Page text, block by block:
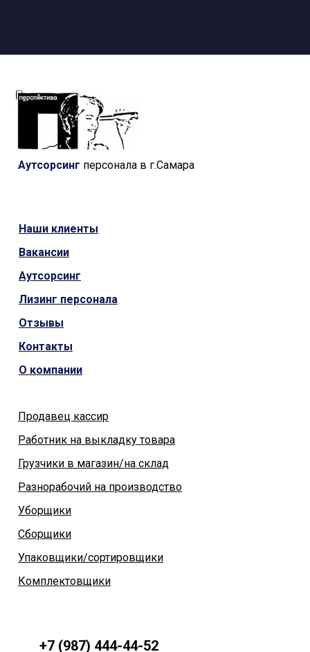
Комплектовщики
Упаковщики/сортировщики
Сборщики
Уборщики
Разнорабочий на производство
Грузчики в магазин/на склад
Работник на выкладку товара
Продавец кассир
+7 (987) 444-44-52
О компании
Контакты
Отзывы
Лизинг персонала
Аутсорсинг
Вакансии
Наши клиенты
Аутсорсинг персонала в г.Самара